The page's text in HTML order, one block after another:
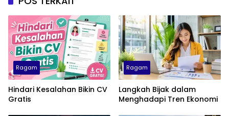
Ragam
Hindari Kesalahan Bikin CV
Gratis
Ragam
Langkah Bijak dalam
Menghadapi Tren Ekonomi